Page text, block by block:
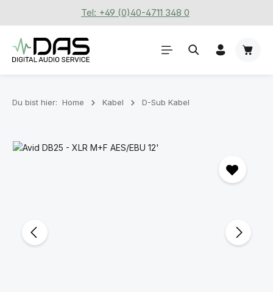
Zum Hauptinhalt springenTel: +49 (0)40-4711 348 0
Du bist hier: Home Kabel D-Sub Kabel
Bildergalerie überspringen